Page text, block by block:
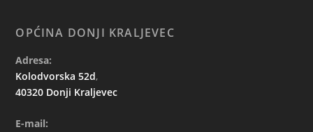
OPĆINA DONJI KRALJEVEC
Adresa:
Kolodvorska 52d,
40320 Donji Kraljevec
E-mail: